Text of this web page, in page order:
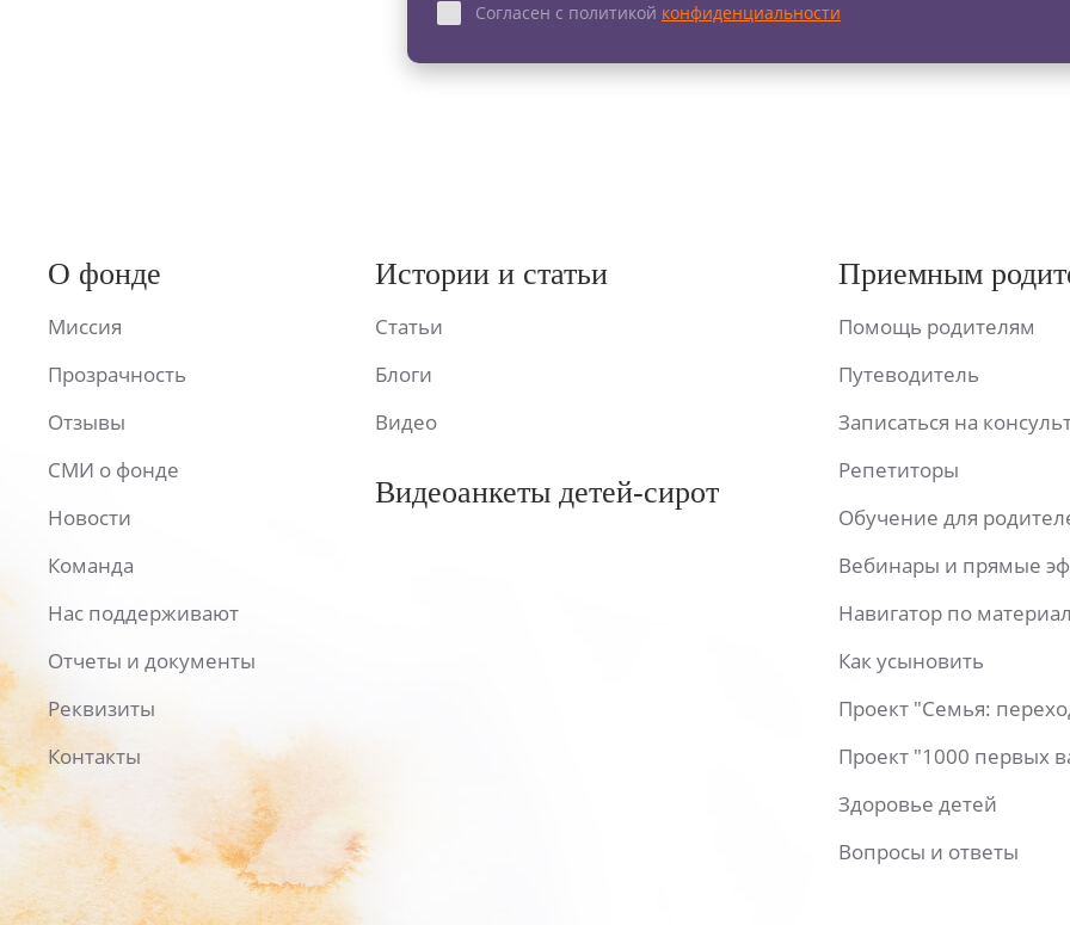
Согласен с политикой конфиденциальности
О фонде
Миссия
Прозрачность
Отзывы
СМИ о фонде
Новости
Команда
Нас поддерживают
Отчеты и документы
Реквизиты
Контакты
Истории и статьи
Статьи
Блоги
Видео
Видеоанкеты детей-сирот
Приемным
Помощь родителям
Путеводитель
Записаться на
Репетиторы
Обучение для
Вебинары и прямые
Навигатор по
Как усыновить
Проект "Семья:
Проект "1000 первых
Здоровье детей
Вопросы и ответы